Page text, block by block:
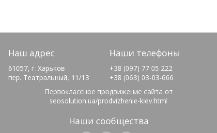
Наш адрес
61057, г. Харьков
пер. Театральный, 11/13
Наши телефоны
+38 (097) 77 05 222
+38 (063) 03-03-666
Первоклассное продвижение сайта от
seosolution.ua/prodvizhenie-kiev.html
Наши сообщества